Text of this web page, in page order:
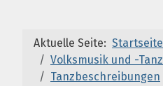
Aktuelle Seite: Startseite
Volksmusik und -Tanz
Tanzbeschreibungen